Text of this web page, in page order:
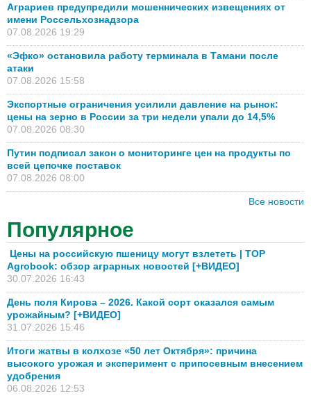
Аграриев предупредили мошеннических извещениях от
имени Россельхознадзора
07.08.2026 19:29
«Эфко» остановила работу терминала в Тамани после
атаки
07.08.2026 15:58
Экспортные ограничения усилили давление на рынок:
цены на зерно в России за три недели упали до 14,5%
07.08.2026 08:30
Путин подписал закон о мониторинге цен на продукты по
всей цепочке поставок
07.08.2026 08:00
Все новости
Популярное
Цены на российскую пшеницу могут взлететь | TOP
Agrobook: обзор аграрных новостей [+ВИДЕО]
30.07.2026 16:43
День поля Кирова – 2026. Какой сорт оказался самым
урожайным? [+ВИДЕО]
31.07.2026 15:46
Итоги жатвы в колхозе «50 лет Октября»: причина
высокого урожая и эксперимент с припосевным внесением
удобрения
06.08.2026 12:53